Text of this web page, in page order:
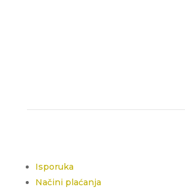
Isporuka
Načini plaćanja